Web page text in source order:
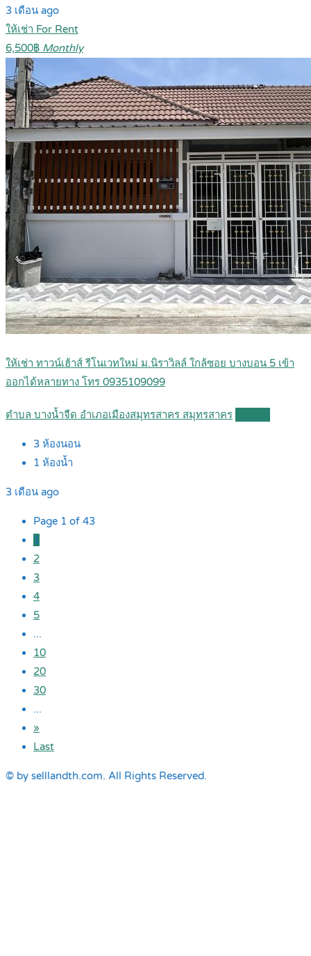
3 เดือน ago
ให้เช่า For Rent
6,500฿ Monthly
ให้เช่า ทาวน์เฮ้าส์ รีโนเวทใหม่ ม.นิราวิลล์ ใกล้ซอย บางบอน 5 เข้า
ออกได้หลายทาง โทร 0935109099
ตำบล บางน้ำจืด อำเภอเมืองสมุทรสาคร สมุทรสาคร
3 ห้องนอน
1 ห้องน้ำ
3 เดือน ago
Page 1 of 43
1
2
3
4
5
...
10
20
30
...
»
Last
© by selllandth.com. All Rights Reserved.